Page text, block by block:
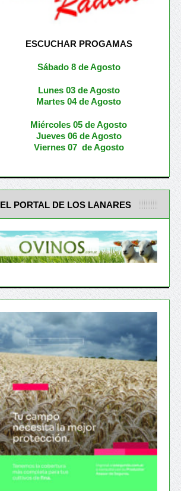
ESCUCHAR PROGAMAS
Sábado 8 de Agosto
Lunes 03 de Agosto
Martes 04 de Agosto
Miércoles 05 deAgosto
Jueves 06 de Agosto
Viernes 07 de Agosto
EL PORTAL DE LOS LANARES